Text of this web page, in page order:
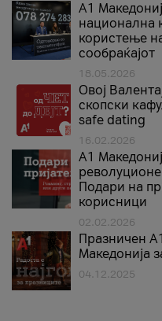
A1
национална
користење
сообраќајот
18.05.2026
Овој
скопски
safe dating
16.02.2026
А1
Подари на
корисници
02.02.2026
Празничен
Македонија
04.12.2025